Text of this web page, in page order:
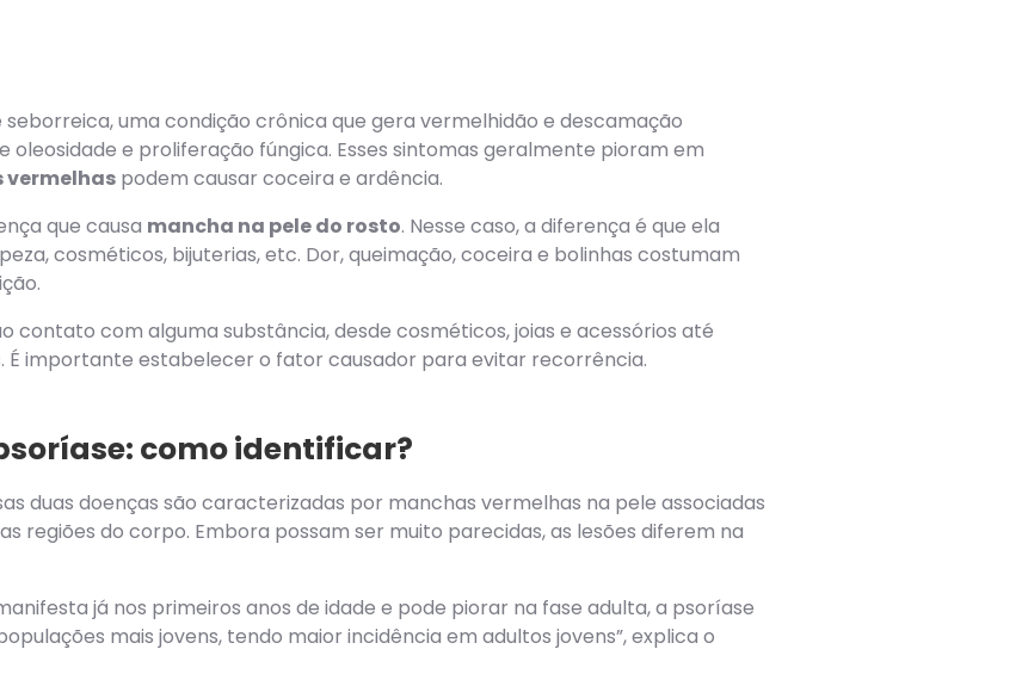
uma condição crônica que gera vermelhidão e descamação
oleosidade e proliferação fúngica. Esses sintomas geralmente pioram em
vermelhas podem causar coceira e ardência.
que causa mancha na pele do rosto. Nesse caso, a diferença é que ela
cosméticos, bijuterias, etc. Dor, queimação, coceira e bolinhas costumam
contato com alguma substância, desde cosméticos, joias e acessórios até
É importante estabelecer o fator causador para evitar recorrência.
como identificar?
duas doenças são caracterizadas por manchas vermelhas na pele associadas
regiões do corpo. Embora possam ser muito parecidas, as lesões diferem na
já nos primeiros anos de idade e pode piorar na fase adulta, a psoríase
mais jovens, tendo maior incidência em adultos jovens”, explica o